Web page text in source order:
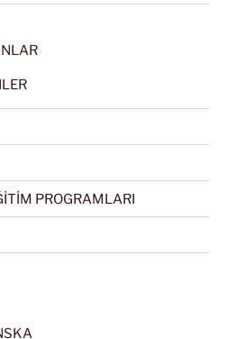
PROGRAMLARI